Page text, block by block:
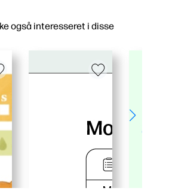
også interesseret i disse